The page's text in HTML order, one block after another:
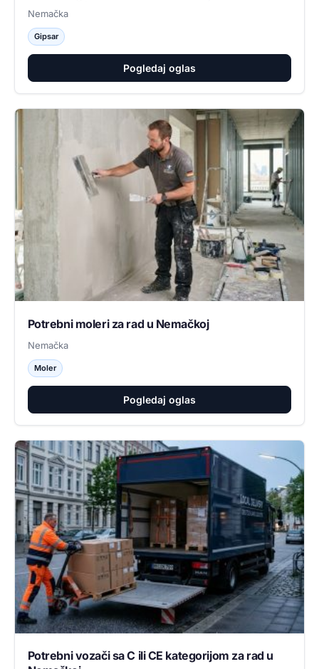
Nemačka
Gipsar
Pogledaj oglas
Potrebni moleri za rad u Nemačkoj
Nemačka
Moler
Pogledaj oglas
Potrebni vozači sa C ili CE kategorijom za rad u